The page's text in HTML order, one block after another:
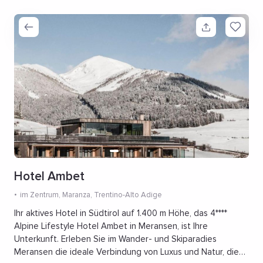
Hotel Ambet
im Zentrum, Maranza, Trentino-Alto Adige
Ihr aktives Hotel in Südtirol auf 1.400 m Höhe, das 4****
Alpine Lifestyle Hotel Ambet in Meransen, ist Ihre
Unterkunft. Erleben Sie im Wander- und Skiparadies
Meransen die ideale Verbindung von Luxus und Natur, die